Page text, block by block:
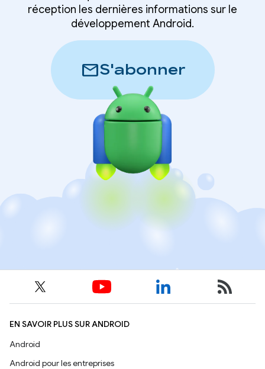
réception les dernières informations sur le
développement Android.
mailS'abonner
EN SAVOIR PLUS SUR ANDROID
Android
Android pour les entreprises